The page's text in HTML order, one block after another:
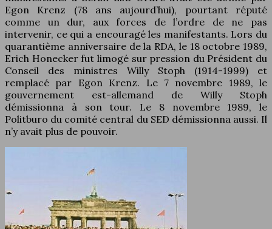
Egon Krenz (78 ans aujourd’hui), pourtant réputé
comme un dur, aux forces de l’ordre de ne pas
intervenir, ce qui a encouragé les manifestants. Lors du
quarantième anniversaire de la RDA, le 18 octobre 1989,
Erich Honecker fut limogé sur pression du Président du
Conseil des ministres Willy Stoph (1914-1999) et
remplacé par Egon Krenz. Le 7 novembre 1989, le
gouvernement est-allemand de Willy Stoph
démissionna à son tour. Le 8 novembre 1989, le
Politburo du comité central du SED démissionna aussi. Il
n’y avait plus de pouvoir.